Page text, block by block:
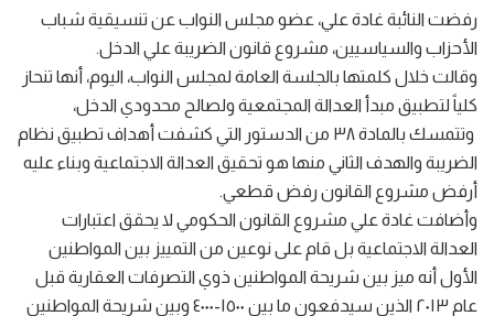
رفضت النائبة غادة علي، عضو مجلس النواب عن تنسيقية شباب
الأحزاب والسياسيين، مشروع قانون الضريبة علي الدخل.
وقالت خلال كلمتها بالجلسة العامة لمجلس النواب، اليوم، أنها تنحاز
كلياً لتطبيق مبدأ العدالة المجتمعية ولصالح محدودي الدخل،
وتتمسك بالمادة ٣٨ من الدستور التي كشفت أهداف تطبيق نظام
الضريبة والهدف الثاني منها هو تحقيق العدالة الاجتماعية وبناء عليه
أرفض مشروع القانون رفض قطعي.
وأضافت غادة علي مشروع القانون الحكومي لا يحقق اعتبارات
العدالة الاجتماعية بل قام على نوعين من التمييز بين المواطنين
الأول أنه ميز بين شريحة المواطنين ذوي التصرفات العقارية قبل
عام ٢٠١٣ الذين سيدفعون ما بين ١٥٠٠-٤٠٠٠ وبين شريحة المواطنين